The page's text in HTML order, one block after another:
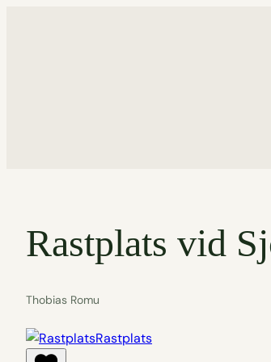
Rastplats vid
Thobias Romu
Rastplats